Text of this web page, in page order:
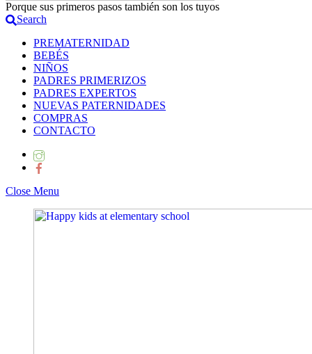
Porque sus primeros pasos también son los tuyos
Search
PREMATERNIDAD
BEBÉS
NIÑOS
PADRES PRIMERIZOS
PADRES EXPERTOS
NUEVAS PATERNIDADES
COMPRAS
CONTACTO
Close Menu